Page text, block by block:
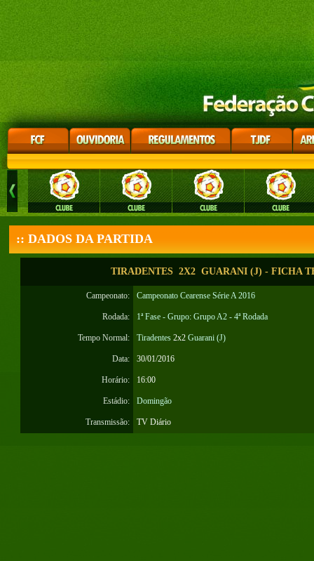
:: DADOS DA PARTIDA
TIRADENTES 2X2 GUARANI (J) - FICHA
Campeonato: Campeonato Cearense Série A 2016
Rodada: 1ª Fase - Grupo: Grupo A2 - 4ª Rodada
Tempo Normal: Tiradentes 2x2 Guarani (J)
Data: 30/01/2016
Horário: 16:00
Estádio: Domingão
Transmissão: TV Diário